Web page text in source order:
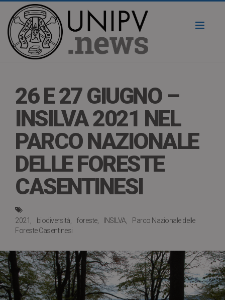
26 E 27 GIUGNO –
INSILVA 2021 NEL
PARCO NAZIONALE
DELLE FORESTE
CASENTINESI
2021 biodiversità foreste INSILVA
Parco Nazionale delle
Foreste Casentinesi